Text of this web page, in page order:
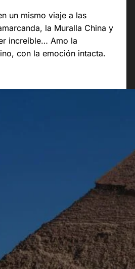
un mismo viaje a las
la Muralla China y
increíble… Amo la
con la emoción intacta.